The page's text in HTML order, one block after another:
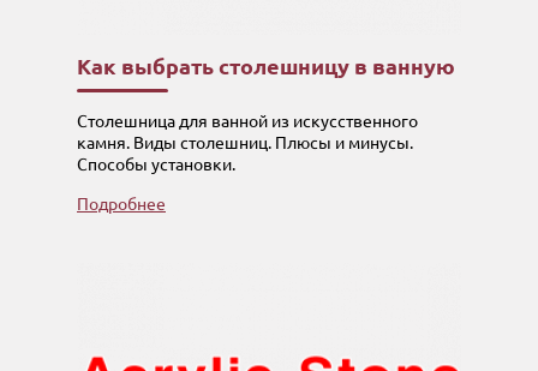
Как выбрать столешницу в ванную
Столешница для ванной из искусственного
камня. Виды столешниц. Плюсы и минусы.
Способы установки.
Подробнее